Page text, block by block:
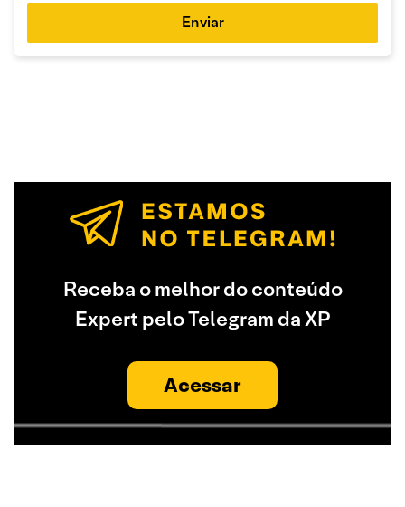
Enviar
Receba o melhor do conteúdo
Expert pelo Telegram da XP
Acessar